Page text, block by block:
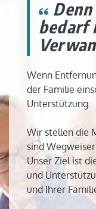
bedarf
Wenn
der Familie
Unterstützung.
Wir stellen die
sind
Unser Ziel ist
und
und Ihrer